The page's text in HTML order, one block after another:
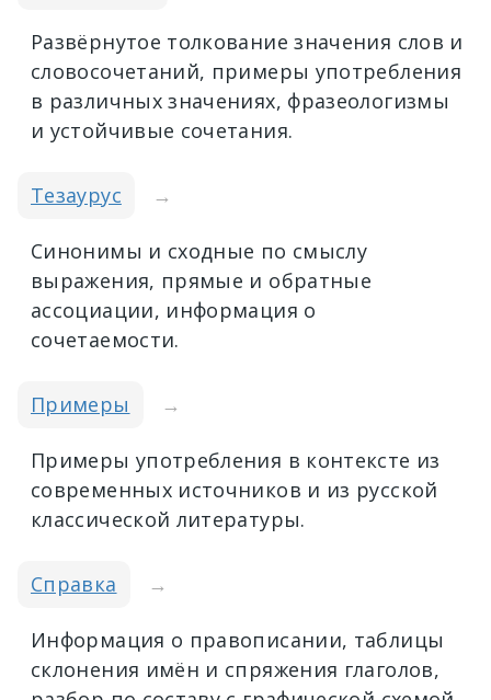
Развёрнутое толкование значения слов и
словосочетаний, примеры употребления
в различных значениях, фразеологизмы
и устойчивые сочетания.
Тезаурус →
Синонимы и сходные по смыслу
выражения, прямые и обратные
ассоциации, информация о
сочетаемости.
Примеры →
Примеры употребления в контексте из
современных источников и из русской
классической литературы.
Справка →
Информация о правописании, таблицы
склонения имён и спряжения глаголов,